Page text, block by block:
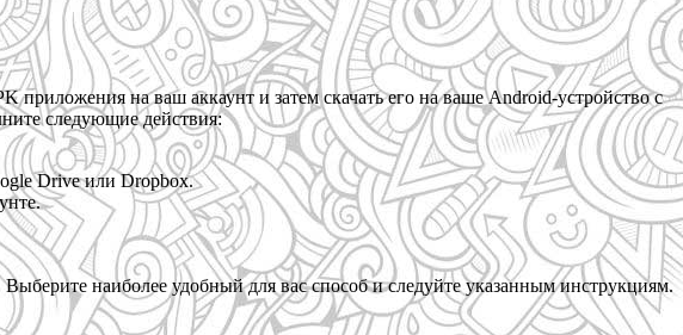
приложения на ваш аккаунт и затем скачать его на ваше Android-устройство с
следующие действия:
Drive или Dropbox.
наиболее удобный для вас способ и следуйте указанным инструкциям.